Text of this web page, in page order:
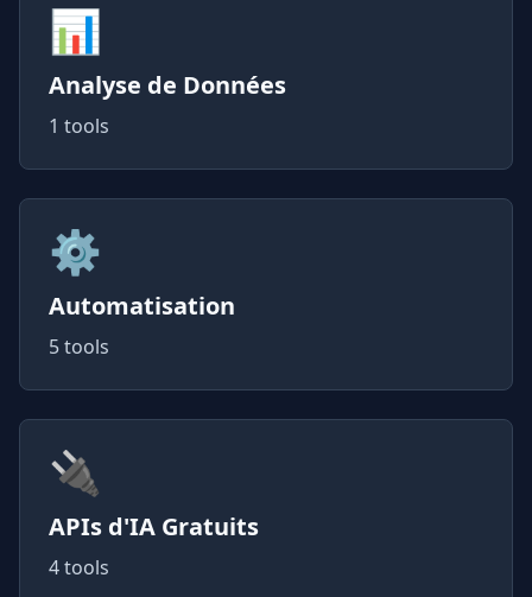
📊
Analyse de Données
1 tools
⚙️
Automatisation
5 tools
🔌
APIs d'IA Gratuits
4 tools